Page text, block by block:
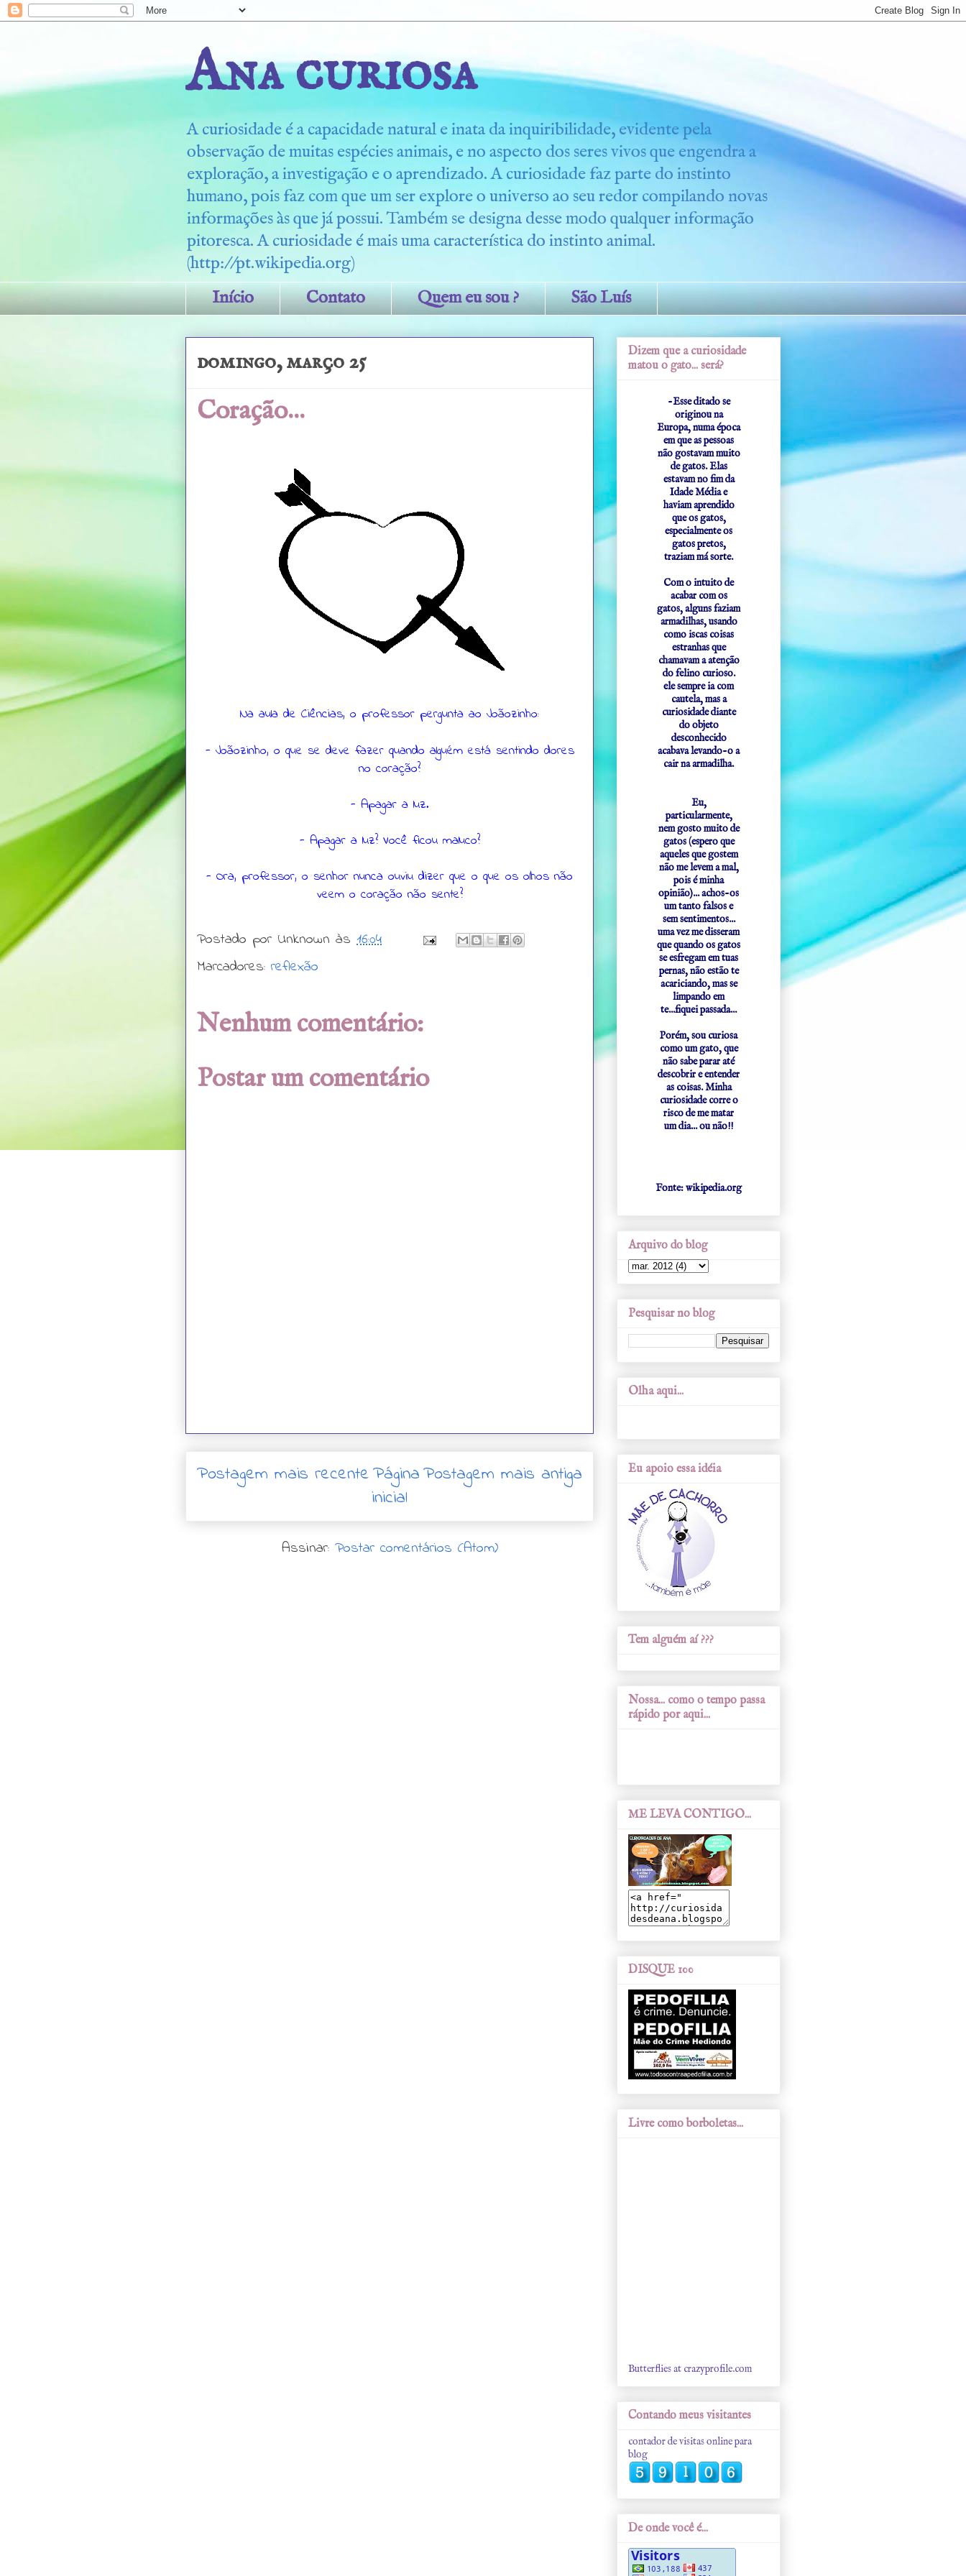
Ana curiosa
A curiosidade é a capacidade natural e inata da inquiribilidade, evidente pela
observação de muitas espécies animais, e no aspecto dos seres vivos que engendra a
exploração, a investigação e o aprendizado. A curiosidade faz parte do instinto
humano, pois faz com que um ser explore o universo ao seu redor compilando novas
informações às que já possui. Também se designa desse modo qualquer informação
pitoresca. A curiosidade é mais uma característica do instinto animal.
(http://pt.wikipedia.org)
Início
Contato Quem eu sou ? São Luís
domingo, março 25
Coração...
Na aula de Ciências, o professor pergunta ao Joãozinho:
- Joãozinho, o que se deve fazer quando alguém está sentindo dores
no coração?
- Apagar a luz.
- Apagar a luz? Você ficou maluco?
- Ora, professor, o senhor nunca ouviu dizer que o que os olhos não
veem o coração não sente?
Postado por Unknown às 16:04
Marcadores: reflexão
Nenhum comentário:
Postar um comentário
Postagem mais recente Postagem mais antiga
Página
inicial
Assinar: Postar comentários (Atom)
Dizem que a curiosidade
matou o gato... será?
-Esse ditado se
originou na
Europa, numa época
em que as pessoas
não gostavam muito
de gatos. Elas
estavam no fim da
Idade Média e
haviam aprendido
que os gatos,
especialmente os
gatos pretos,
traziam má sorte.
Com o intuito de
acabar com os
gatos, alguns faziam
armadilhas, usando
como iscas coisas
estranhas que
chamavam a atenção
do felino curioso.
ele sempre ia com
cautela, mas a
curiosidade diante
do objeto
desconhecido
acabava levando-o a
cair na armadilha.
Eu,
particularmente,
nem gosto muito de
gatos (espero que
aqueles que gostem
não me levem a mal,
pois é minha
opinião)... achos-os
um tanto falsos e
sem sentimentos...
uma vez me disseram
que quando os gatos
se esfregam em tuas
pernas, não estão te
acariciando, mas se
limpando em
te...fiquei passada...
Porém, sou curiosa
como um gato, que
não sabe parar até
descobrir e entender
as coisas. Minha
curiosidade corre o
risco de me matar
um dia... ou não!!
Fonte: wikipedia.org
Arquivo do blog
Pesquisar no blog
Olha aqui...
Eu apoio essa idéia
Tem alguém aí ???
Nossa... como o tempo passa
rápido por aqui...
ME LEVA CONTIGO...
DISQUE 100
Livre como borboletas...
Butterflies at crazyprofile.com
Contando meus visitantes
contador de visitas online para
blog
De onde você é...